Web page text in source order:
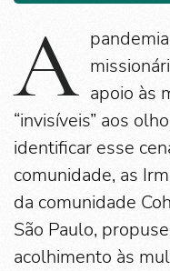
A apoio às
“invisíveis” aos
identificar esse
comunidade, as
da comunidade
São Paulo,
acolhimento às